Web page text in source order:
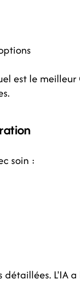
est le
soin :
détaillées. L'IA